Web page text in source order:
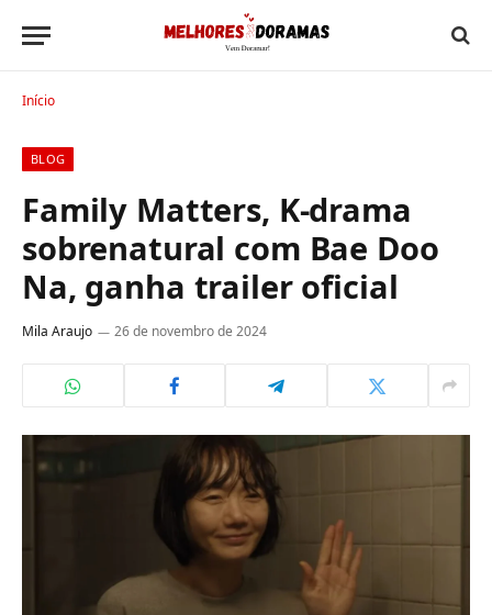
Início
BLOG
Family Matters, K-drama
sobrenatural com Bae Doo
Na, ganha trailer oficial
Mila Araujo 26 de novembro de 2024